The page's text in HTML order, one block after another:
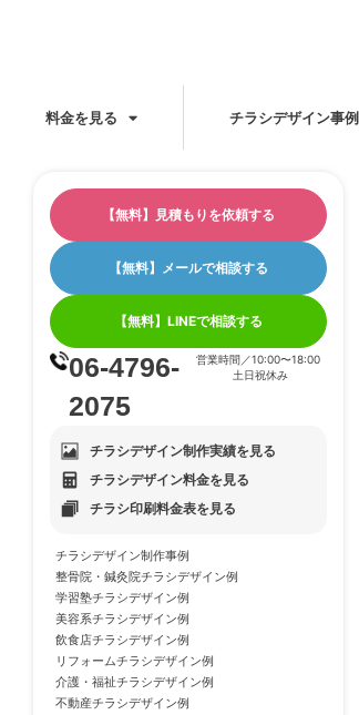
料金を見る チラシデザイン事例
【無料】見積もりを依頼する
【無料】メールで相談する
【無料】LINEで相談する
06-4796-
2075
営業時間／10:00〜18:00
土日祝休み
チラシデザイン制作実績を見る
チラシデザイン料金を見る
チラシ印刷料金表を見る
チラシデザイン制作事例
整骨院・鍼灸院チラシデザイン例
学習塾チラシデザイン例
美容系チラシデザイン例
飲食店チラシデザイン例
リフォームチラシデザイン例
介護・福祉チラシデザイン例
不動産チラシデザイン例